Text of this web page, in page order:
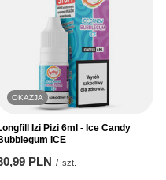
OKAZJA
Izi Pizi 6ml - Ice Candy
ICE
PLN / szt.